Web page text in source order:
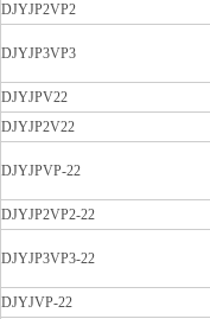
DJYJP2VP2
DJYJP3VP3
DJYJPV22
DJYJP2V22
DJYJPVP-22
DJYJP2VP2-22
DJYJP3VP3-22
DJYJVP-22